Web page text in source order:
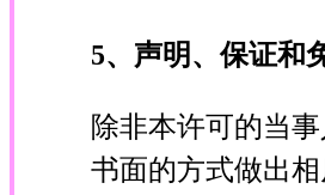
5、声明、保证和
除非本许可的当
书面的方式做出相